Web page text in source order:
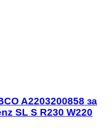
A2203200858 за
SL S R230 W220